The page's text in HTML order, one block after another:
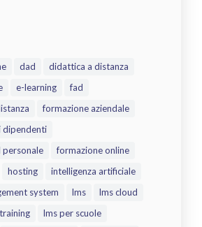
dad
didattica a distanza
e-learning
fad
formazione aziendale
dipendenti
personale
formazione online
hosting
intelligenza artificiale
system
lms
lms cloud
lms per scuole